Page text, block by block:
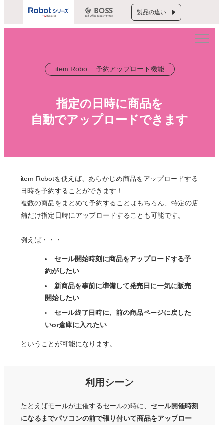
製品の違い
item Robot 予約アップロード機能
指定の日時に商品を
自動でアップロードできます
item Robotを使えば、あらかじめ商品をアップロードする
日時を予約することができます！
複数の商品をまとめて予約することはもちろん、特定の店
舗だけ指定日時にアップロードすることも可能です。
例えば・・・
セール開始時刻に商品をアップロードする予
約がしたい
新商品を事前に準備して発売日に一気に販売
開始したい
セール終了日時に、前の商品ページに戻した
いor倉庫に入れたい
ということが可能になります。
利用シーン
たとえばモールが主催するセールの時に、 セール開催時刻
になるまでパソコンの前で張り付いて商品をアップロー